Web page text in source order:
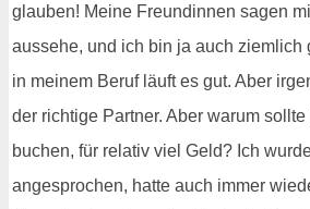
glauben! Meine Freundinnen sagen
aussehe, und ich bin ja auch ziemlich
in meinem Beruf läuft es gut. Aber
der richtige Partner. Aber warum sollte
buchen, für relativ viel Geld? Ich
angesprochen, hatte auch immer